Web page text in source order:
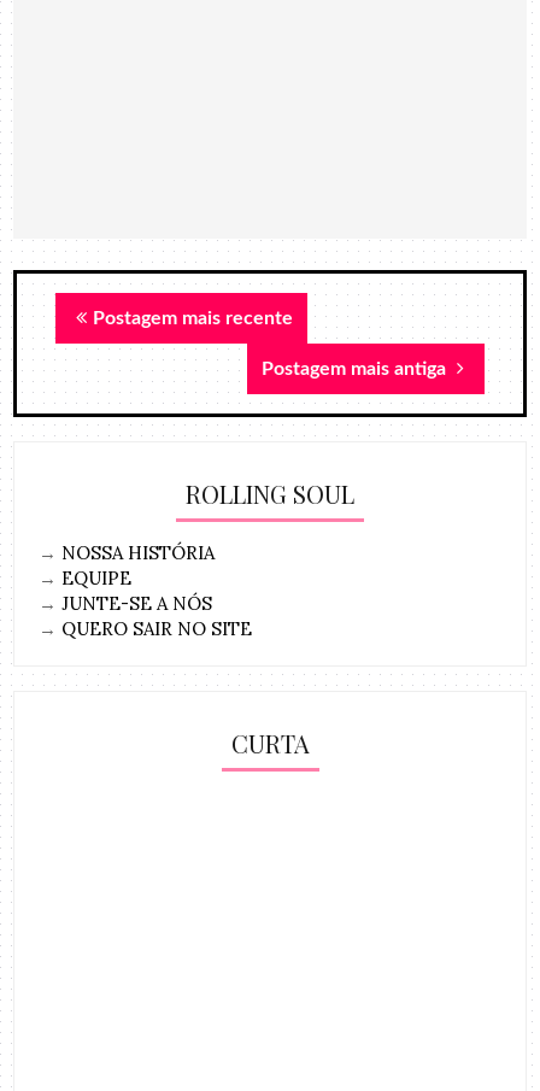
Postagem mais recente
Postagem mais antiga
ROLLING SOUL
→ NOSSA HISTÓRIA
→ EQUIPE
→JUNTE-SE A NÓS
→ QUERO SAIR NO SITE
CURTA